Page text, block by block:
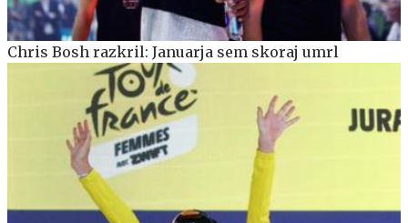
Chris Bosh razkril: Januarja sem skoraj umrl